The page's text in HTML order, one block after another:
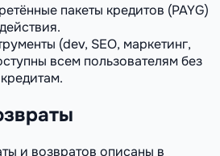
пакеты кредитов (PAYG)
(dev, SEO, маркетинг,
всем пользователям без
и возвратов описаны в